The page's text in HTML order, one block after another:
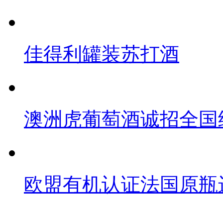
佳得利罐装苏打酒
澳洲虎葡萄酒诚招全
欧盟有机认证法国原